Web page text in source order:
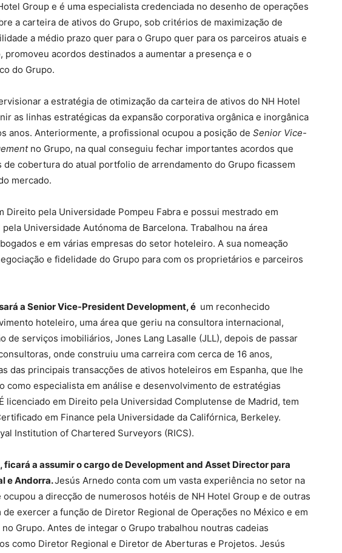
Group e é uma especialista credenciada no desenho de operações
a carteira de ativos do Grupo, sob critérios de maximização de
a médio prazo quer para o Grupo quer para os parceiros atuais e
promoveu acordos destinados a aumentar a presença e o
do Grupo.
a estratégia de otimização da carteira de ativos do NH Hotel
as linhas estratégicas da expansão corporativa orgânica e inorgânica
anos. Anteriormente, a profissional ocupou a posição de Senior Vice-
no Grupo, na qual conseguiu fechar importantes acordos que
cobertura do atual portfolio de arrendamento do Grupo ficassem
mercado.
Direito pela Universidade Pompeu Fabra e possui mestrado em
Universidade Autónoma de Barcelona. Trabalhou na área
e em várias empresas do setor hoteleiro. A sua nomeação
e fidelidade do Grupo para com os proprietários e parceiros
a Senior Vice-President Development, é um reconhecido
hoteleiro, uma área que geriu na consultora internacional,
de serviços imobiliários, Jones Lang Lasalle (JLL), depois de passar
onde construiu uma carreira com cerca de 16 anos,
das principais transacções de ativos hoteleiros em Espanha, que lhe
como especialista em análise e desenvolvimento de estratégias
licenciado em Direito pela Universidad Complutense de Madrid, tem
em Finance pela Universidade da Califórnica, Berkeley.
Institution of Chartered Surveyors (RICS).
ficará a assumir o cargo de Development and Asset Director para
e Andorra.Jesús Arnedo conta com um vasta experiência no setor na
a direcção de numerosos hotéis de NH Hotel Group e de outras
exercer a função de Diretor Regional de Operações no México e em
no Grupo. Antes de integar o Grupo trabalhou noutras cadeias
como Diretor Regional e Diretor de Aberturas e Projetos. Jesús